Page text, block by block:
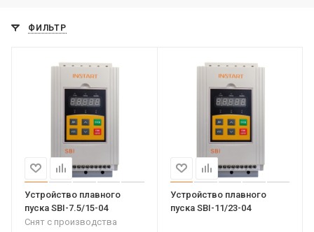
ФИЛЬТР
Устройство плавного
пуска SBI-7.5/15-04
Снят с производства
Устройство плавного
пуска SBI-11/23-04